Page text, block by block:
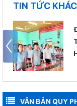
TIN TỨC KHÁC
VĂN BẢN QUY